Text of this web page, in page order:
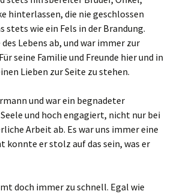
hinterlassen, die nie geschlossen
stets wie ein Fels in der Brandung.
Lebens ab, und war immer zur
seine Familie und Freunde hier und in
Lieben zur Seite zu stehen.
und war ein begnadeter
und hoch engagiert, nicht nur bei
Arbeit ab. Es war uns immer eine
konnte er stolz auf das sein, was er
doch immer zu schnell. Egal wie